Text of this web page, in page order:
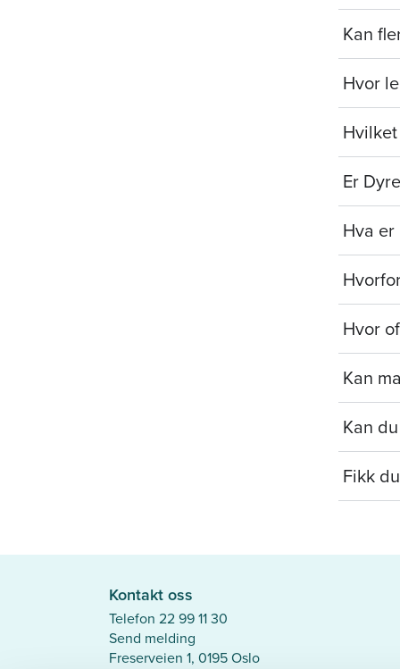
Kan
Hvor
Er
Hva er
Hvor
Kan
Kan
Fikk
Kontakt oss
Telefon 22 99 11 30
Send melding
Freserveien 1, 0195 Oslo